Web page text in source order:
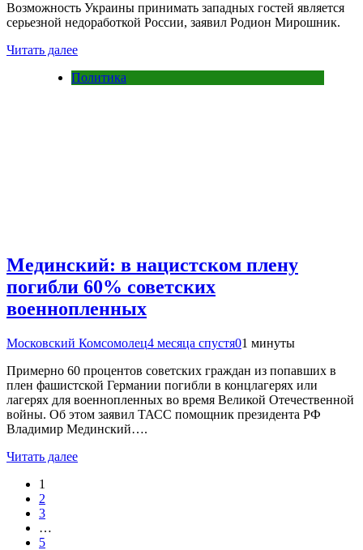
Возможность Украины принимать западных гостей является
серьезной недоработкой России, заявил Родион Мирошник.
Читать далее
Политика
Мединский: в нацистском плену
погибли 60% советских
военнопленных
Московский Комсомолец4 месяца спустя01 минуты
Примерно 60 процентов советских граждан из попавших в
плен фашистской Германии погибли в концлагерях или
лагерях для военнопленных во время Великой Отечественной
войны. Об этом заявил ТАСС помощник президента РФ
Владимир Мединский….
Читать далее
1
2
3
…
5